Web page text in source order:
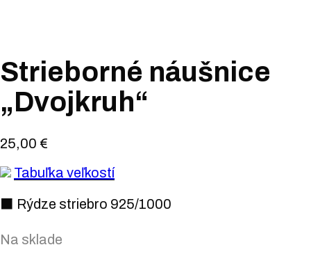
Strieborné náušnice
„Dvojkruh“
25,00 €
Tabuľka veľkostí
⬛ Rýdze striebro 925/1000
Na sklade